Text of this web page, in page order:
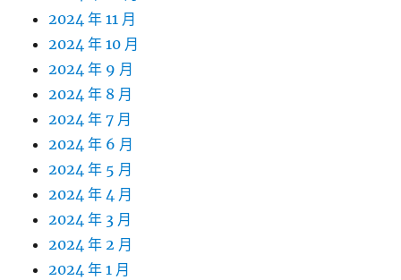
2024 年 11 月
2024 年 10 月
2024 年 9 月
2024 年 8 月
2024 年 7 月
2024 年 6 月
2024 年 5 月
2024 年 4 月
2024 年 3 月
2024 年 2 月
2024 年 1 月